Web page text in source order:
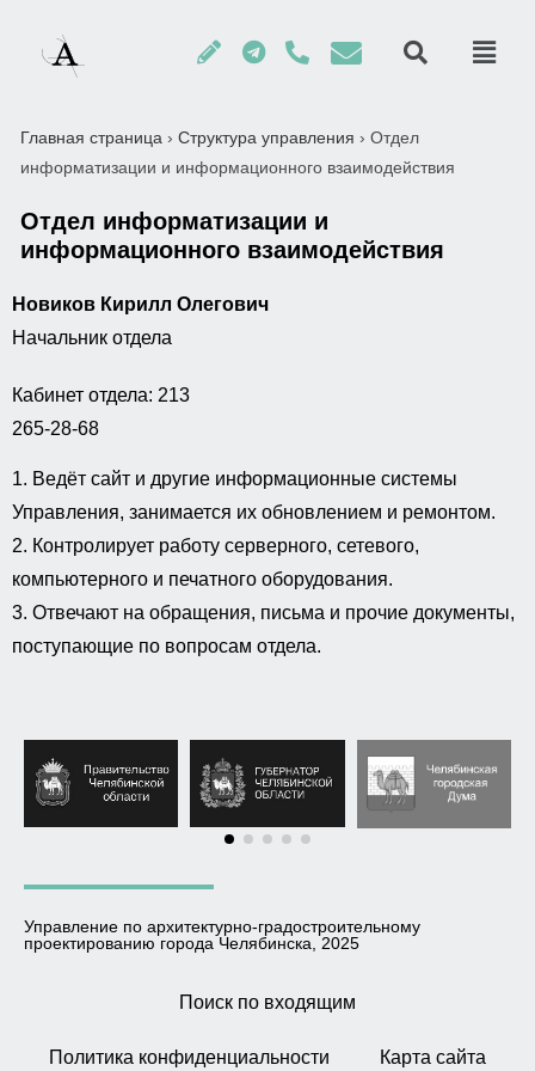
Главная страница › Структура управления › Отдел
информатизации и информационного взаимодействия
Отдел информатизации и
информационного взаимодействия
Новиков Кирилл Олегович
Начальник отдела
Кабинет отдела: 213
265-28-68
1. Ведёт сайт и другие информационные системы
Управления, занимается их обновлением и ремонтом.
2. Контролирует работу серверного, сетевого,
компьютерного и печатного оборудования.
3. Отвечают на обращения, письма и прочие документы,
поступающие по вопросам отдела.
Управление по архитектурно-градостроительному
проектированию города Челябинска, 2025
Поиск по входящим
Политика конфиденциальности Карта сайта